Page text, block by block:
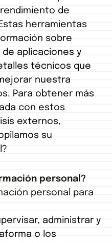
de
herramientas
sobre
aplicaciones y
técnicos que
nuestra
Para obtener más
con estos
externos,
su
personal?
personal para
administrar y
o los